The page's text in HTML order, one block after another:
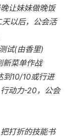
让妹妹做晚饭
天以后，公会活
试(由香里)
菜单作战
到10/10或行进
动力-20，公会
打折的技能书